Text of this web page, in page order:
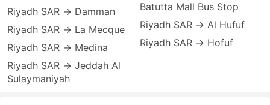
Riyadh SAR → Damman
Riyadh SAR → La Mecque
Riyadh SAR → Medina
Riyadh SAR → Jeddah Al
Sulaymaniyah
Batutta Mall Bus Stop
Riyadh SAR → Al Hufuf
Riyadh SAR → Hofuf